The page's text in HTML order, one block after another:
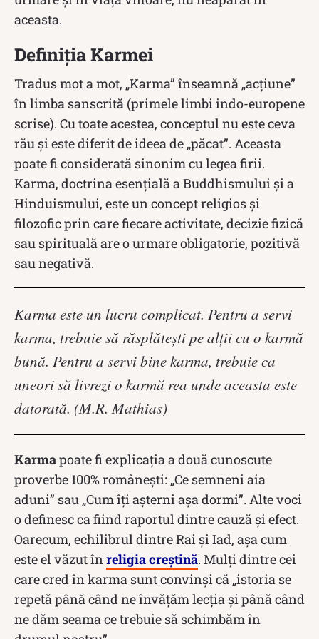
aceasta.
Definiția Karmei
Tradus mot a mot, „Karma” înseamnă „acțiune”
în limba sanscrită (primele limbi indo-europene
scrise). Cu toate acestea, conceptul nu este ceva
rău și este diferit de ideea de „păcat”. Aceasta
poate fi considerată sinonim cu legea firii.
Karma, doctrina esențială a Buddhismului și a
Hinduismului, este un concept religios și
filozofic prin care fiecare activitate, decizie fizică
sau spirituală are o urmare obligatorie, pozitivă
sau negativă.
Karma este un lucru complicat. Pentru a servi
karma, trebuie să răsplăteşti pe alţii cu o karmă
bună. Pentru a servi bine karma, trebuie ca
uneori să livrezi o karmă rea unde aceasta este
datorată. (M.R. Mathias)
Karmapoate fi explicația a două cunoscute
proverbe 100% românești: „Ce semneni aia
aduni” sau „Cum îți așterni așa dormi”. Alte voci
o definesc ca fiind raportul dintre cauză și efect.
Oarecum, echilibrul dintre Rai și Iad, așa cum
este el văzut în religia creștină. Mulți dintre cei
care cred în karma sunt convinși că „istoria se
repetă până când ne învățăm lecția și până când
ne dăm seama ce trebuie să schimbăm în